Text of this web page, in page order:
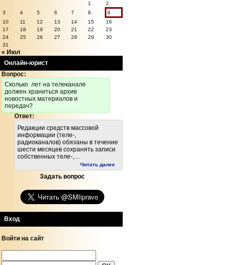
1
2
3
4 5 6 7 8
9
10
11 12 13 14 15
16
17
18 19 20 21 22
23
24
25 26 27 28 29
30
31
« Июл
Онлайн-юрист
Вопрос:
Cколько лет на телеканале
должен храниться архив
новостных материалов и
передач?
Ответ:
Редакции средств массовой
информации (теле-,
радиоканалов) обязаны в течение
шести месяцев сохранять записи
собственных теле-,…
Читать далее
Задать вопрос
Вход
Войти на сайт